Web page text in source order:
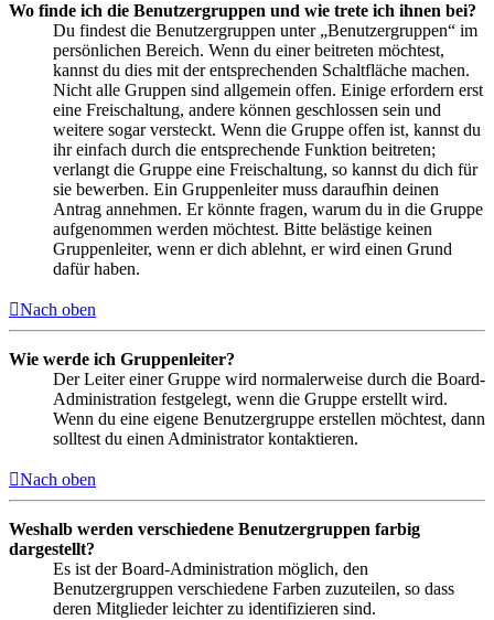
Wo finde ich die Benutzergruppen und wie trete ich ihnen bei?
Du findest die Benutzergruppen unter „Benutzergruppen“ im
persönlichen Bereich. Wenn du einer beitreten möchtest,
kannst du dies mit der entsprechenden Schaltfläche machen.
Nicht alle Gruppen sind allgemein offen. Einige erfordern erst
eine Freischaltung, andere können geschlossen sein und
weitere sogar versteckt. Wenn die Gruppe offen ist, kannst du
ihr einfach durch die entsprechende Funktion beitreten;
verlangt die Gruppe eine Freischaltung, so kannst du dich für
sie bewerben. Ein Gruppenleiter muss daraufhin deinen
Antrag annehmen. Er könnte fragen, warum du in die Gruppe
aufgenommen werden möchtest. Bitte belästige keinen
Gruppenleiter, wenn er dich ablehnt, er wird einen Grund
dafür haben.
Nach oben
Wie werde ich Gruppenleiter?
Der Leiter einer Gruppe wird normalerweise durch die Board-
Administration festgelegt, wenn die Gruppe erstellt wird.
Wenn du eine eigene Benutzergruppe erstellen möchtest, dann
solltest du einen Administrator kontaktieren.
Nach oben
Weshalb werden verschiedene Benutzergruppen farbig
dargestellt?
Es ist der Board-Administration möglich, den
Benutzergruppen verschiedene Farben zuzuteilen, so dass
deren Mitglieder leichter zu identifizieren sind.